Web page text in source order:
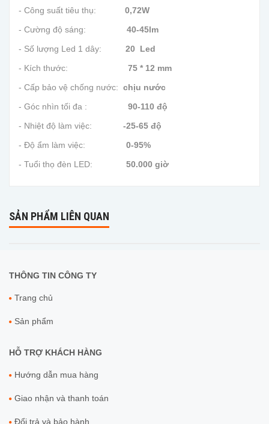
- Công suất tiêu thụ: 0,72W
- Cường độ sáng: 40-45lm
- Số lượng Led 1 dây: 20 Led
- Kích thước: 75 * 12 mm
- Cấp bảo vệ chống nước: chịu nước
- Góc nhìn tối đa : 90-110 độ
- Nhiệt độ làm việc: -25-65 độ
- Độ ẩm làm việc: 0-95%
- Tuổi thọ đèn LED: 50.000 giờ
SẢN PHẨM LIÊN QUAN
THÔNG TIN CÔNG TY
Trang chủ
Sản phẩm
HỖ TRỢ KHÁCH HÀNG
Hướng dẫn mua hàng
Giao nhận và thanh toán
Đổi trả và bảo hành